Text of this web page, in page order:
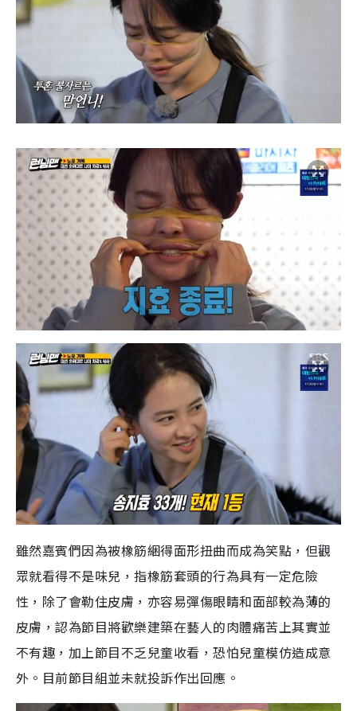
雖然嘉賓們因為被橡筋綑得面形扭曲而成為笑點，但觀
眾就看得不是味兒，指橡筋套頭的行為具有一定危險
性，除了會勒住皮膚 ，亦容易彈傷眼睛和面部較為薄的
皮膚，認為節目將歡樂建築在藝人的肉體痛苦上其實並
不有趣，加上節目不乏兒童收看，恐怕兒童模仿造成意
外。目前節目組並未就投訴作出回應。